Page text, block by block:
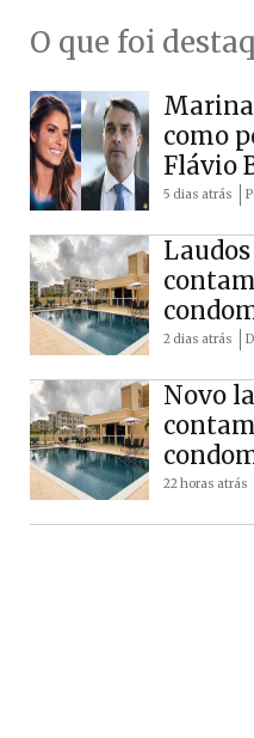
O que foi
Marina
como
Flávio
5 dias atrás
2 dias atrás
Novo
22 horas atrás